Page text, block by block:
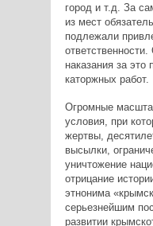
город и т.д. За
из мест
подлежали
наказания за это
каторжных работ.
Огромные
условия, при
жертвы,
высылки,
уничтожение
отрицание
этнонима
серьезнейшим
развитии